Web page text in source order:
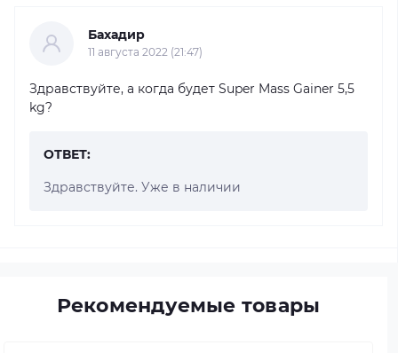
Бахадир
11 августа 2022 (21:47)
Здравствуйте, а когда будет Super Mass Gainer 5,5
kg?
ОТВЕТ:
Здравствуйте. Уже в наличии
Рекомендуемые товары